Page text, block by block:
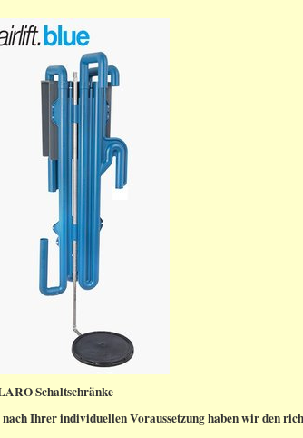
Schaltschränke
nach Ihrer individuellen Voraussetzung haben wir den